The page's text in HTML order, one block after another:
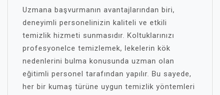
Uzmana başvurmanın avantajlarından biri,
deneyimli personelinizin kaliteli ve etkili
temizlik hizmeti sunmasıdır. Koltuklarınızı
profesyonelce temizlemek, lekelerin kök
nedenlerini bulma konusunda uzman olan
eğitimli personel tarafından yapılır. Bu sayede,
her bir kumaş türüne uygun temizlik yöntemleri